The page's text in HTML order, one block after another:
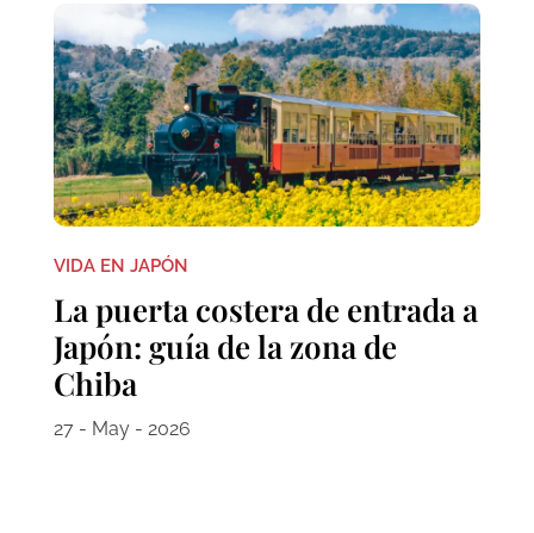
VIDA EN JAPÓN
La puerta costera de entrada a
Japón: guía de la zona de
Chiba
27 - May - 2026